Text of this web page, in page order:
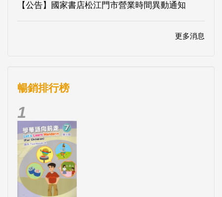
【公告】國家書店松江門市營業時間異動通知
更多消息
暢銷排行榜
1